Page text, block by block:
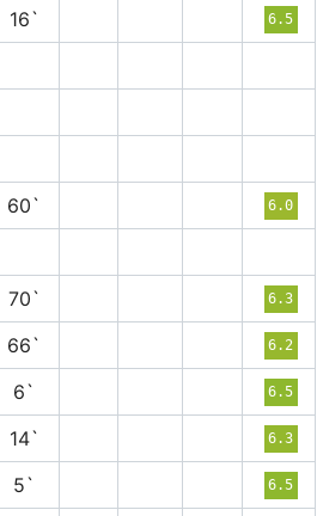
16` 6.5
60` 6.0
70` 6.3
66` 6.2
6` 6.5
14` 6.3
5` 6.5